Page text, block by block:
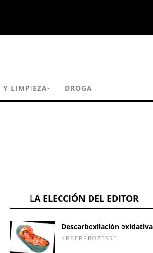
Y LIMPIEZA- DROGA
LA ELECCIÓN DEL EDITOR
Descarboxilación oxidativa
KRPERPROZESSE